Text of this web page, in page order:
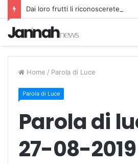
Dai loro frutti li riconoscerete
Home / Parola di Luce
Parola di Luce
Parola di
27-08-2019